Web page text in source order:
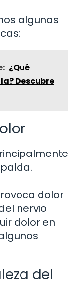
algunas
¿Qué
Descubre
dolor
nervio
dolor en
del